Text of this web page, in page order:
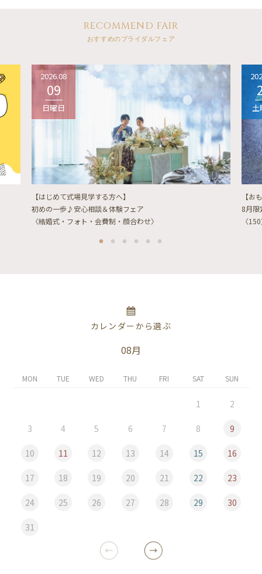
RECOMMEND FAIR
おすすめのブライダルフェア
2026.08
09
日曜日
【はじめて式場見学する方へ】
初めの一歩♪安心相談＆体験フェア
〈結婚式・フォト・会費制・顔合わせ〉
土
【お
8月限
〈
カレンダーから選ぶ
08月
MON TUE WED THU FRI SAT SUN
1 2
3 4 5 6 7 8 9
10 11 12 13 14 15 16
17 18 19 20 21 22 23
24 25 26 27 28 29 30
31